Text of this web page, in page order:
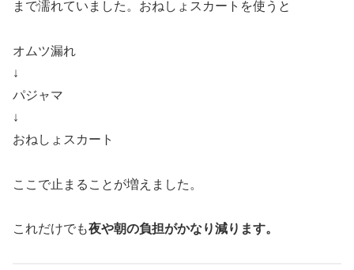
まで濡れていました。おねしょスカートを使うと
オムツ漏れ
↓
パジャマ
↓
おねしょスカート
ここで止まることが増えました。
これだけでも夜や朝の負担がかなり減ります。